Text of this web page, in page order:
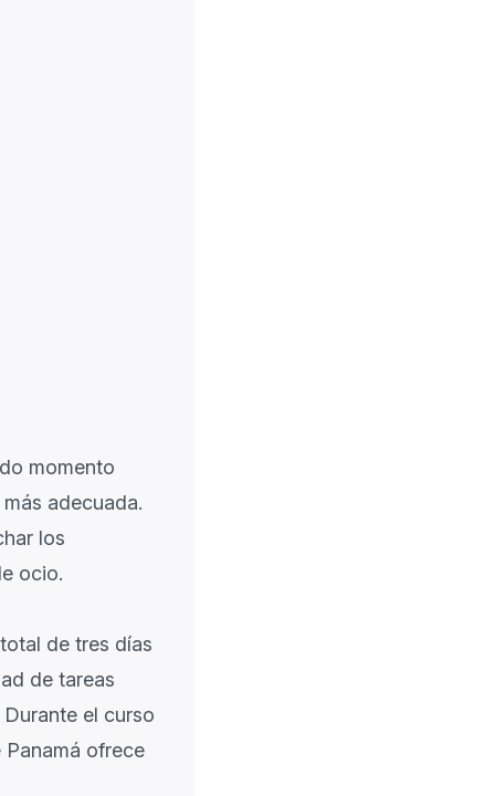
momento
adecuada.
los
ocio.
de tres días
de tareas
el curso
Panamá ofrece